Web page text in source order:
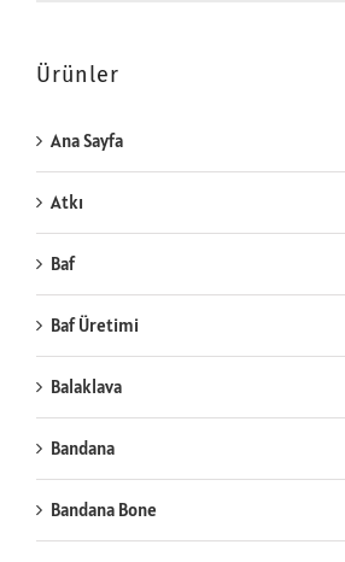
Ürünler
Ana Sayfa
Atkı
Baf
Baf Üretimi
Balaklava
Bandana
Bandana Bone